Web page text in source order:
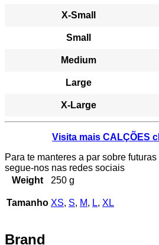
X-Small
Small
Medium
Large
X-Large
Visita mais CALÇÕES
Para te manteres a par sobre
segue-nos nas redes sociais
Weight
250 g
Tamanho XS, S, M, L, XL
Brand